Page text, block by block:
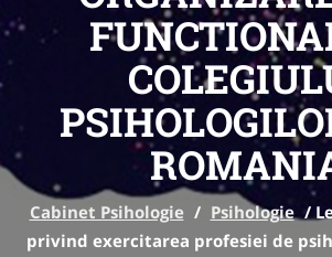
Cabinet Psihologie / Psihologie /
privind exercitarea profesiei de